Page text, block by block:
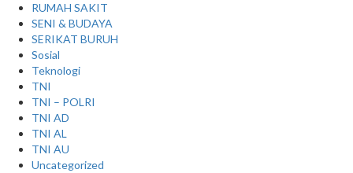
RUMAH SAKIT
SENI & BUDAYA
SERIKAT BURUH
Sosial
Teknologi
TNI
TNI – POLRI
TNI AD
TNI AL
TNI AU
Uncategorized